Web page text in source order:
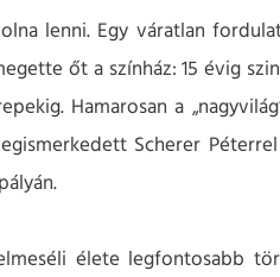
lenni. Egy váratlan
őt a színház: 15 évig
Hamarosan a
Scherer
élete legfontosabb